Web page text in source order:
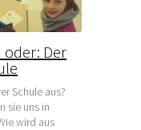
oder: Der
Schule aus?
sie uns in
wird aus